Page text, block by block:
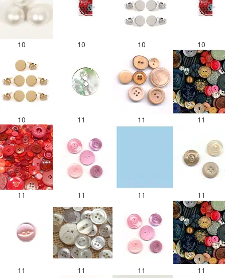
10 10 10 10
10 11 11 11
11 11 11 11
11 11 11 11